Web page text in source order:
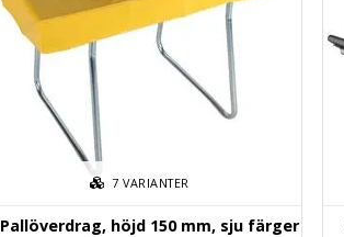
7VARIANTER
Pallöverdrag, höjd 150 mm, sju färger